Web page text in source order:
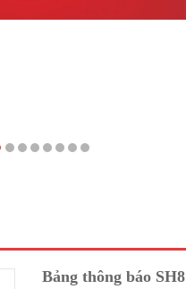
Bảng thông báo SH8